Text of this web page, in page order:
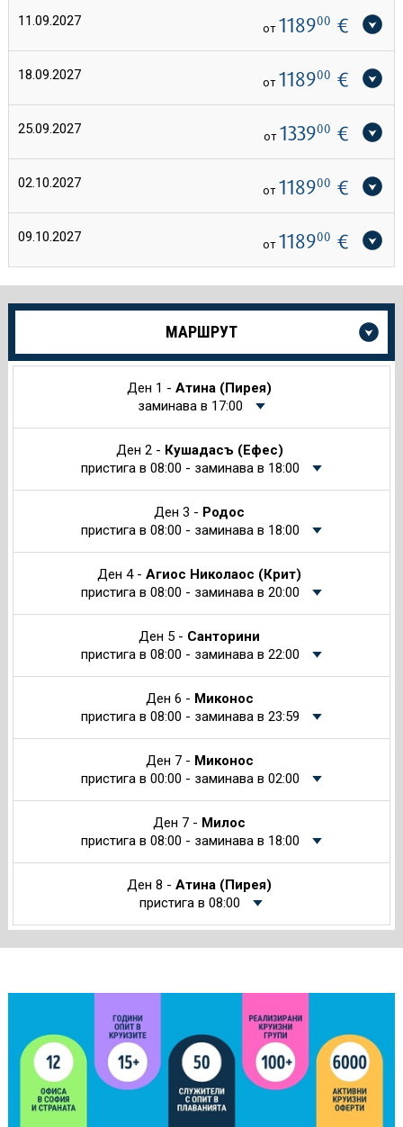
11.09.2027 от 118900 €
18.09.2027 от 118900 €
25.09.2027 от 133900 €
02.10.2027 от 118900 €
09.10.2027 от 118900 €
Още
за
МАРШРУТ
Ден 1 -Атина (Пирея)
заминава в 17:00
Ден 2 - Кушадасъ (Ефес)
пристига в 08:00 - заминава в 18:00
Ден 3 - Родос
пристига в 08:00 - заминава в 18:00
Ден 4 -Агиос Николаос (Крит)
пристига в 08:00 - заминава в 20:00
Ден 5 - Санторини
пристига в 08:00 - заминава в 22:00
Ден 6 - Миконос
пристига в 08:00 - заминава в 23:59
Ден 7 - Миконос
пристига в 00:00 - заминава в 02:00
Ден 7 - Милос
пристига в 08:00 - заминава в 18:00
Ден 8 -Атина (Пирея)
пристига в 08:00